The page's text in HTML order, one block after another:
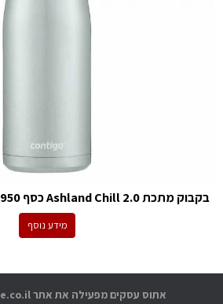
בקבוק מתכת Ashland Chill 2.0 כסף 950 מ״ל
מידע נוסף